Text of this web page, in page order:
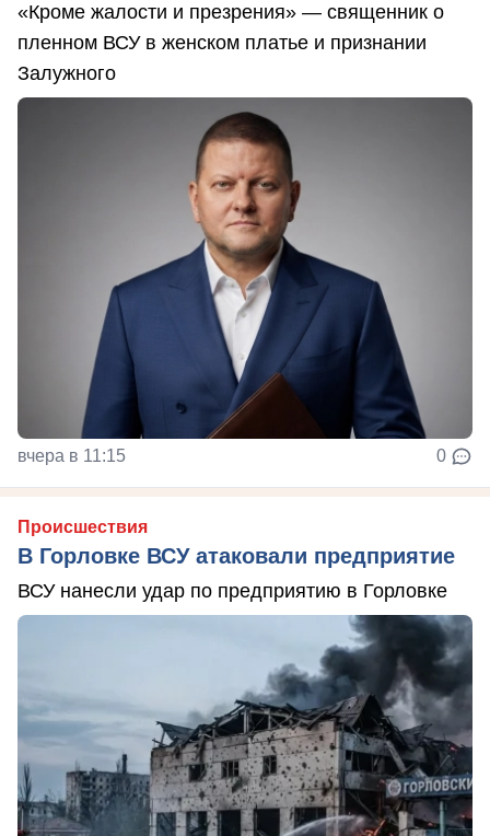
«Кроме жалости и презрения» — священник о
пленном ВСУ в женском платье и признании
Залужного
вчера в 11:15 0
Происшествия
В Горловке ВСУ атаковали предприятие
ВСУ нанесли удар по предприятию в Горловке